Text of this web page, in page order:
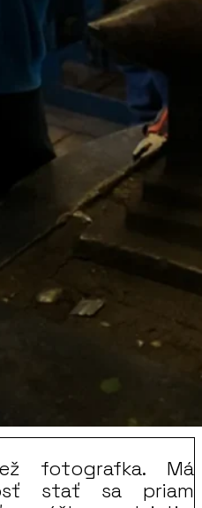
fotografka. Má
stať sa priam